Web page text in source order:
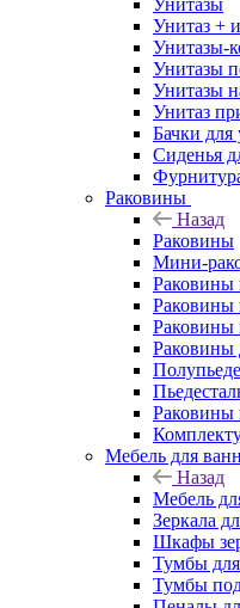
Унитазы
Унитаз +
Унитазы-
Унитазы
Унитазы
Унитаз
Бачки для
Сиденья
Раковины
Назад
Раковины
Мини-
Раковины
Раковины
Раковины
Раковины
Раковины
Мебель для
Назад
Мебель
Зеркала
Шкафы
Тумбы
Тумбы